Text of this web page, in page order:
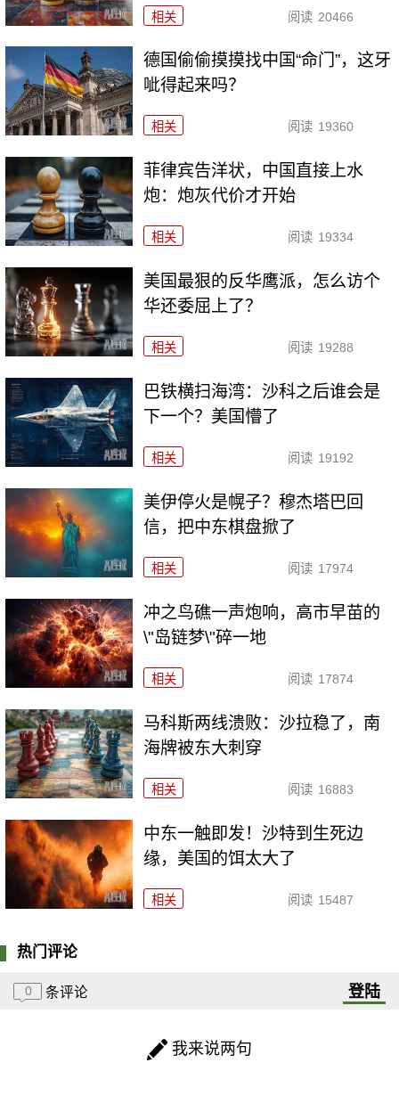
相关 阅读 20466
德国偷偷摸摸找中国“命门”，这牙
呲得起来吗？
相关 阅读 19360
菲律宾告洋状，中国直接上水
炮：炮灰代价才开始
相关 阅读 19334
美国最狠的反华鹰派，怎么访个
华还委屈上了？
相关 阅读 19288
巴铁横扫海湾：沙科之后谁会是
下一个？美国懵了
相关 阅读 19192
美伊停火是幌子？穆杰塔巴回
信，把中东棋盘掀了
相关 阅读 17974
冲之鸟礁一声炮响，高市早苗的
\"岛链梦\"碎一地
相关 阅读 17874
马科斯两线溃败：沙拉稳了，南
海牌被东大刺穿
相关 阅读 16883
中东一触即发！沙特到生死边
缘，美国的饵太大了
相关 阅读 15487
热门评论
0 条评论 登陆
我来说两句